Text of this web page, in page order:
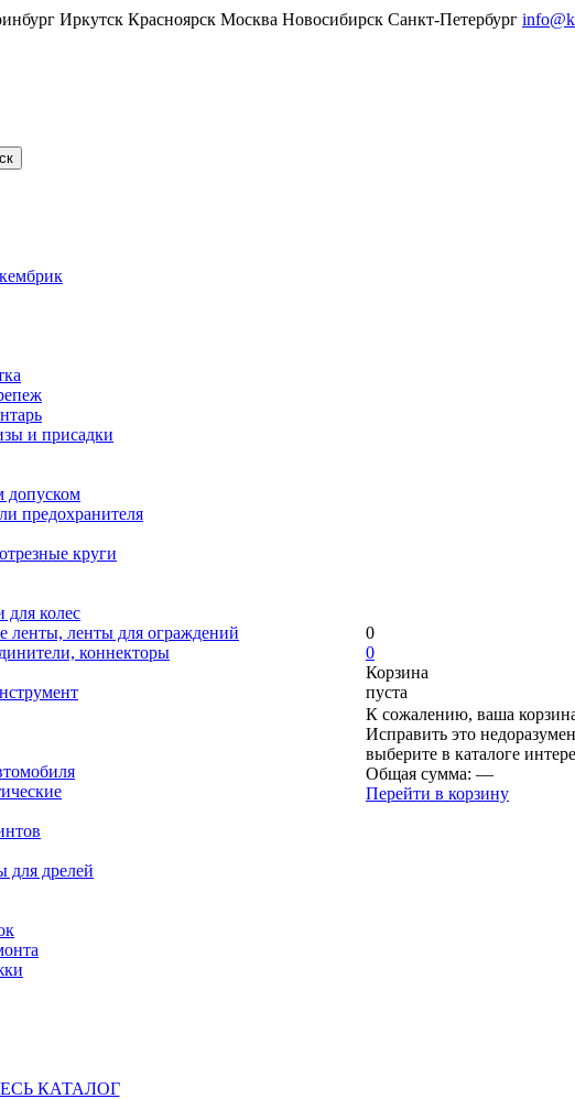
Иркутск Красноярск Москва Новосибирск Санкт-Петербург
и присадки
допуском
предохранителя
круги
колес
ленты, ленты для ограждений
коннекторы
для дрелей
КАТАЛОГ
0
0
Корзина
пуста
К сожалению, ваша
Исправить это
выберите в каталоге
Общая сумма: —
Перейти в корзину